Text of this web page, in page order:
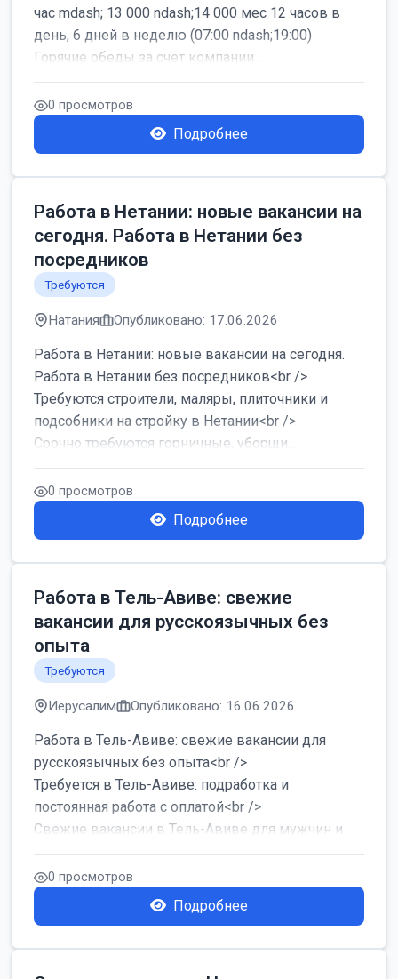
час mdash; 13 000 ndash;14 000 мес 12 часов в
день, 6 дней в неделю (07:00 ndash;19:00)
Горячие обеды за счёт компании ...
0 просмотров
Подробнее
Работа в Нетании: новые вакансии на
сегодня. Работа в Нетании без
посредников
Требуются
Натания Опубликовано: 17.06.2026
Работа в Нетании: новые вакансии на сегодня.
Работа в Нетании без посредников<br />
Требуются строители, маляры, плиточники и
подсобники на стройку в Нетании<br />
Срочно требуются горничные, уборщи...
0 просмотров
Подробнее
Работа в Тель-Авиве: свежие
вакансии для русскоязычных без
опыта
Требуются
Иерусалим Опубликовано: 16.06.2026
Работа в Тель-Авиве: свежие вакансии для
русскоязычных без опыта<br />
Требуется в Тель-Авиве: подработка и
постоянная работа с оплатой<br />
Свежие вакансии в Тель-Авиве для мужчин и
женщин от хозя...
0 просмотров
Подробнее